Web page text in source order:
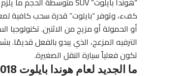
كفء، وتوفر “بايلوت” قدرة سحب كافية
أو الحمولة أو مزيج من الاثنين.
الترفيه المزعج، الذي يبدو بالفعل
تكون فعلياً سيارة النقل الصغيرة.
ما الجديد لعام هوندا بايلوت 2018؟